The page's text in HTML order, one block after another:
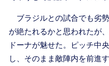
ブラジルとの試合でも劣
が絶たれるかと思われたが
ドーナが魅せた。ピッチ中
し、そのまま敵陣内を前進